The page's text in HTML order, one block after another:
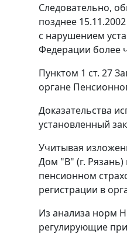
Следовательно,
позднее
с нарушением
Федерации более
Пунктом 1 ст. 27
органе
Доказательства
установленный
Учитывая
Дом "В" (г. Рязань)
пенсионном
регистрации в
Из анализа норм
регулирующие